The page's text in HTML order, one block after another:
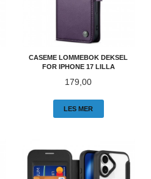
CASEME LOMMEBOK DEKSEL
FOR IPHONE 17 LILLA
Pris
179,00
LES MER